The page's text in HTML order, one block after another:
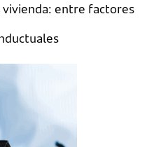
vivienda: entre factores